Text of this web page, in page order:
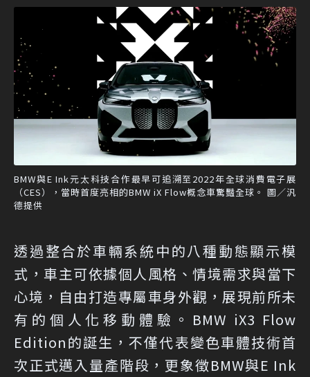
BMW與E Ink元太科技合作最早可追溯至2022年全球消費電子展
（CES），當時首度亮相的BMW iX Flow概念車驚豔全球。 圖／汎
德提供
透過整合於車輛系統中的八種動態顯示模
式，車主可依據個人風格、情境需求與當下
心境，自由打造專屬車身外觀，展現前所未
有的個人化移動體驗。BMW iX3 Flow
Edition的誕生，不僅代表變色車體技術首
次正式邁入量產階段，更象徵BMW與E Ink